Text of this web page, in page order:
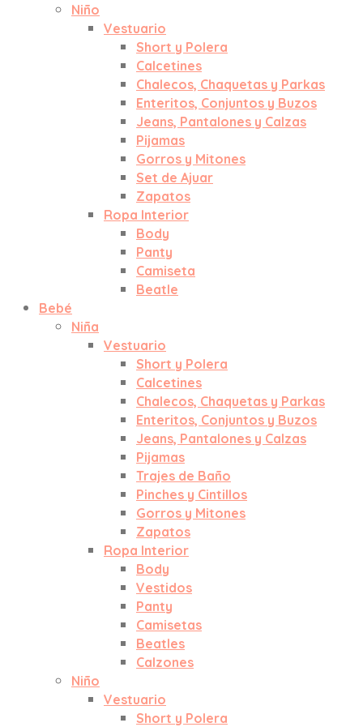
Niño
Vestuario
Short y Polera
Calcetines
Chalecos, Chaquetas y Parkas
Enteritos, Conjuntos y Buzos
Jeans, Pantalones y Calzas
Pijamas
Gorros y Mitones
Set de Ajuar
Zapatos
Ropa Interior
Body
Panty
Camiseta
Beatle
Bebé
Niña
Vestuario
Short y Polera
Calcetines
Chalecos, Chaquetas y Parkas
Enteritos, Conjuntos y Buzos
Jeans, Pantalones y Calzas
Pijamas
Trajes de Baño
Pinches y Cintillos
Gorros y Mitones
Zapatos
Ropa Interior
Body
Vestidos
Panty
Camisetas
Beatles
Calzones
Niño
Vestuario
Short y Polera